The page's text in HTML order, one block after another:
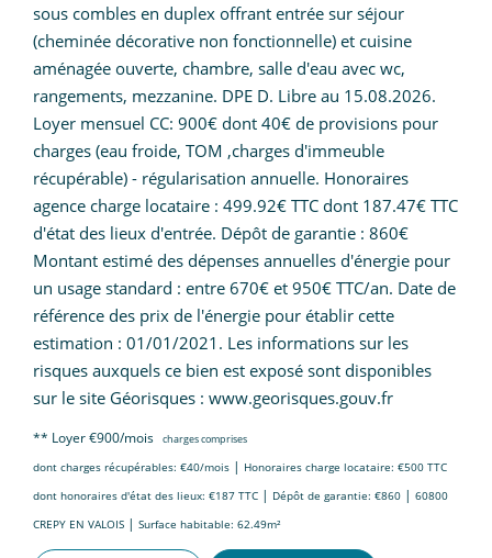
sous combles en duplex offrant entrée sur séjour
(cheminée décorative non fonctionnelle) et cuisine
aménagée ouverte, chambre, salle d'eau avec wc,
rangements, mezzanine. DPE D. Libre au 15.08.2026.
Loyer mensuel CC: 900€ dont 40€ de provisions pour
charges (eau froide, TOM ,charges d'immeuble
récupérable) - régularisation annuelle. Honoraires
agence charge locataire : 499.92€ TTC dont 187.47€ TTC
d'état des lieux d'entrée. Dépôt de garantie : 860€
Montant estimé des dépenses annuelles d'énergie pour
un usage standard : entre 670€ et 950€ TTC/an. Date de
référence des prix de l'énergie pour établir cette
estimation : 01/01/2021. Les informations sur les
risques auxquels ce bien est exposé sont disponibles
sur le site Géorisques : www.georisques.gouv.fr
** Loyer €900/mois
charges comprises
dont charges récupérables: €40/mois | Honoraires charge locataire: €500 TTC
dont honoraires d'état des lieux: €187 TTC | Dépôt de garantie: €860 | 60800
CREPY EN VALOIS | Surface habitable: 62.49m²